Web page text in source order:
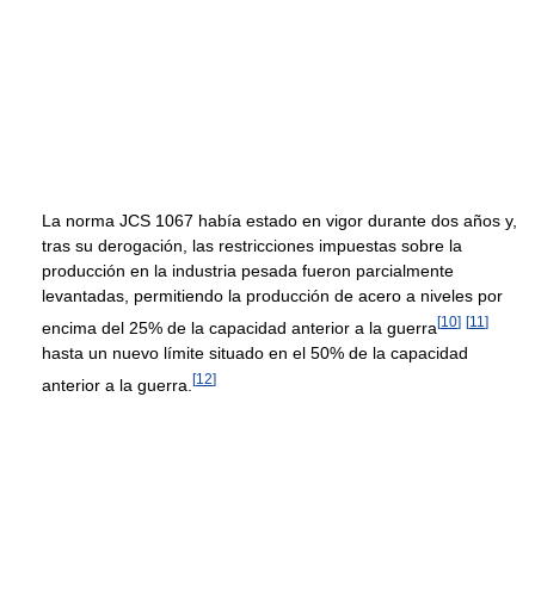
La norma JCS 1067 había estado en vigor durante dos años y,
tras su derogación, las restricciones impuestas sobre la
producción en la industria pesada fueron parcialmente
levantadas, permitiendo la producción de acero a niveles por
encima del 25% de la capacidad anterior a la guerra [10] [11 ]
hasta un nuevo límite situado en el 50% de la capacidad
anterior a la guerra. [12]